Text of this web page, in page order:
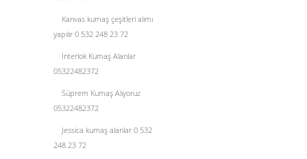
Kanvas kumaş çeşitleri alımı
yapılır 0 532 248 23 72
İnterlok Kumaş Alanlar
05322482372
Süprem Kumaş Alıyoruz
05322482372
Jessica kumaş alanlar 0 532
248 23 72